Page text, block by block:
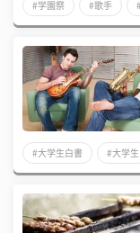
#学園祭 #歌手
#大学生白書 #大学生